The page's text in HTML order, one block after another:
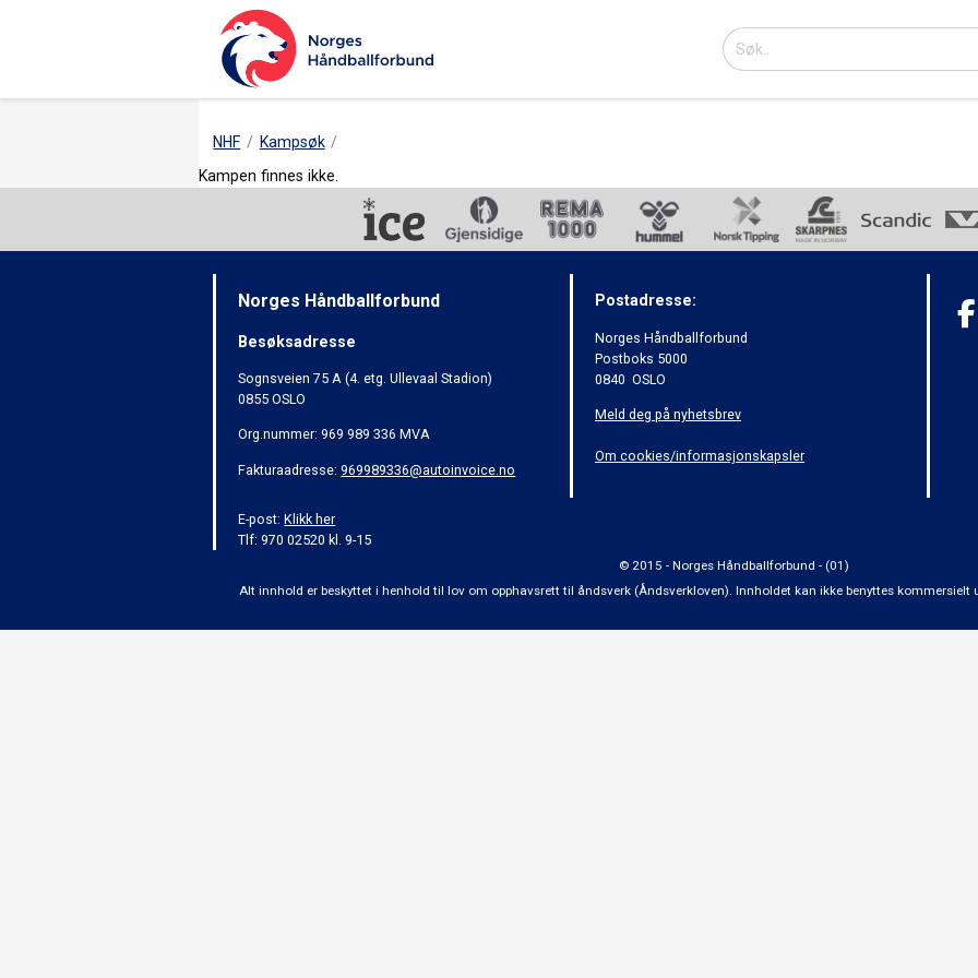
NHF Kampsøk
Kampen finnes ikke.
Norges Håndballforbund
Besøksadresse
Sognsveien 75 A (4. etg. Ullevaal Stadion)
0855 OSLO
Org.nummer: 969 989 336 MVA
Fakturaadresse:969989336@autoinvoice.no
E-post:Klikk her
Tlf: 970 02520 kl. 9-15
Postadresse:
Norges Håndballforbund
Postboks 5000
0840 OSLO
Meld deg på nyhetsbrev
Om cookies/informasjonskapsler
© 2015 - Norges Håndballforbund - (01)
Alt innhold er beskyttet i henhold til lov om opphavsrett til åndsverk (Åndsverkloven). Innholdet kan ikke benyttes kommersielt